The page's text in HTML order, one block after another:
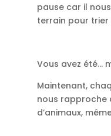
pause car il
terrain pour trier
Vous avez été…
Maintenant,
nous rapproche
d’animaux,